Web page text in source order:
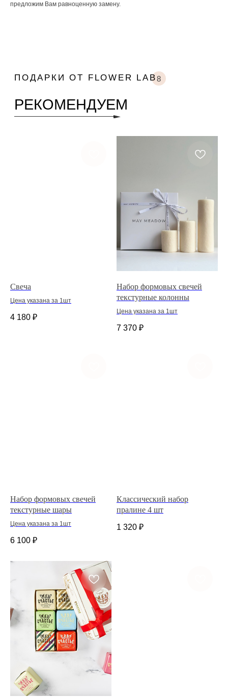
предложим Вам равноценную замену.
Свеча
Цена указана за 1шт
4 180 ₽
Набор формовых свечей
текстурные колонны
Цена указана за 1шт
7 370 ₽
Набор формовых свечей
текстурные шары
Цена указана за 1шт
6 100 ₽
Классический набор
пралине 4 шт
1 320 ₽